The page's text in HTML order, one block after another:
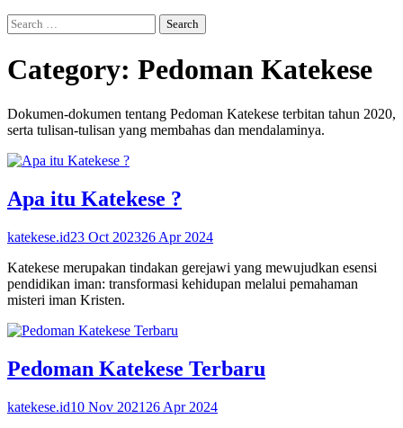
Search
for:
Category: Pedoman Katekese
Dokumen-dokumen tentang Pedoman Katekese terbitan tahun 2020,
serta tulisan-tulisan yang membahas dan mendalaminya.
Apa itu Katekese ?
katekese.id23 Oct 202326 Apr 2024
Katekese merupakan tindakan gerejawi yang mewujudkan esensi
pendidikan iman: transformasi kehidupan melalui pemahaman
misteri iman Kristen.
Pedoman Katekese Terbaru
katekese.id10 Nov 2021 26 Apr 2024